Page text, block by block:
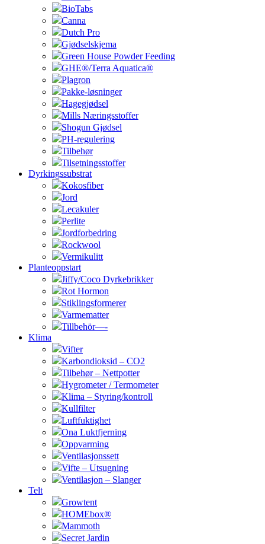
BioTabs
Canna
Dutch Pro
Gjødselskjema
Green House Powder Feeding
GHE®/Terra Aquatica®
Plagron
Pakke-løsninger
Hagegjødsel
Mills Næringsstoffer
Shogun Gjødsel
PH-regulering
Tilbehør
Tilsetningsstoffer
Dyrkingssubstrat
Kokosfiber
Jord
Lecakuler
Perlite
Jordforbedring
Rockwool
Vermikulitt
Planteoppstart
Jiffy/Coco Dyrkebrikker
Rot Hormon
Stiklingsformerer
Varmematter
Tillbehör—-
Klima
Vifter
Karbondioksid – CO2
Tilbehør – Nettpotter
Hygrometer / Termometer
Klima – Styring/kontroll
Kullfilter
Luftfuktighet
Ona Luktfjerning
Oppvarming
Ventilasjonssett
Vifte – Utsugning
Ventilasjon – Slanger
Telt
Growtent
HOMEbox®
Mammoth
Secret Jardin